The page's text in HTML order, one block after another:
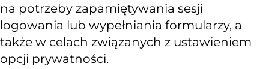
na potrzeby zapamiętywania sesji
logowania lub wypełniania formularzy, a
także w celach związanych z ustawieniem
opcji prywatności.